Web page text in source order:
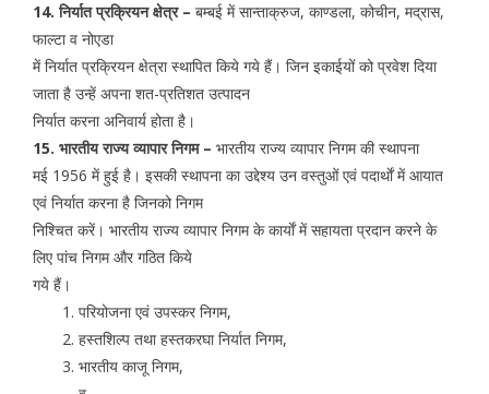
14. निर्यात प्रक्रियन क्षेत्र – बम्बई में सान्ताक्रुज, काण्डला, कोचीन, मद्रास,
फाल्टा व नोएडा
में निर्यात प्रक्रियन क्षेत्रा स्थापित किये गये हैं। जिन इकाईयों को प्रवेश दिया
जाता है उन्हें अपना शत-प्रतिशत उत्पादन
निर्यात करना अनिवार्य होता है।
15. भारतीय राज्य व्यापार निगम – भारतीय राज्य व्यापार निगम की स्थापना
मई 1956 में हुई है। इसकी स्थापना का उद्देश्य उन वस्तुओं एवं पदार्थाें में आयात
एवं निर्यात करना है जिनको निगम
निश्चित करें। भारतीय राज्य व्यापार निगम के कार्याें में सहायता प्रदान करने के
लिए पांच निगम और गठित किये
गये हैं।
परियोजना एवं उपस्कर निगम,
हस्तशिल्प तथा हस्तकरघा निर्यात निगम,
भारतीय काजू निगम,